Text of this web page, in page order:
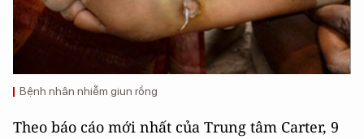
Bệnh nhân nhiễm giun rồng
Theo báo cáo mới nhất của Trung tâm Carter, 9